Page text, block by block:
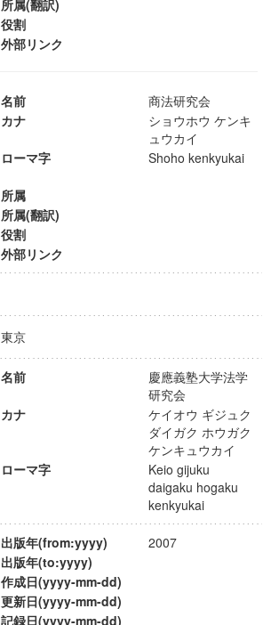
所属(翻訳)
役割
外部リンク
名前
商法研究会
カナ
ショウホウ ケンキ
ュウカイ
ローマ字
Shoho kenkyukai
所属
所属(翻訳)
役割
外部リンク
東京
名前
慶應義塾大学法学
研究会
カナ
ケイオウ ギジュク
ダイガク ホウガク
ケンキュウカイ
ローマ字
Keio gijuku
daigaku hogaku
kenkyukai
出版年(from:yyyy)
2007
出版年(to:yyyy)
作成日(yyyy-mm-dd)
更新日(yyyy-mm-dd)
記録日(yyyy-mm-dd)